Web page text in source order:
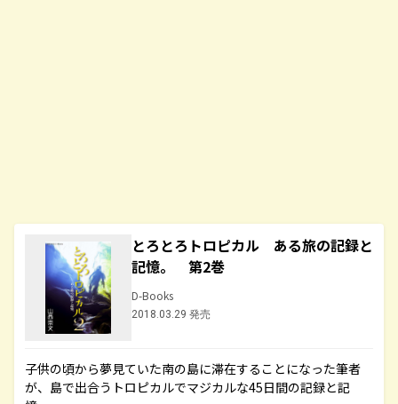
とろとろトロピカル ある旅の記録と
記憶。 第2巻
D-Books
2018.03.29 発売
子供の頃から夢見ていた南の島に滞在することになった筆者
が、島で出合うトロピカルでマジカルな45日間の記録と記